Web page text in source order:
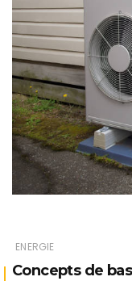
ENERGIE
Concepts de